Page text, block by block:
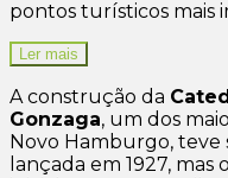
pontos turísticos mais
Ler mais
A construção da
Gonzaga, um dos
Novo Hamburgo,
lançada em 1927,